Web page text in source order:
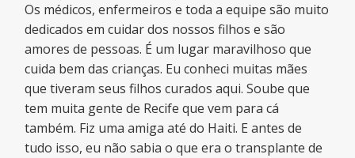
Os médicos, enfermeiros e toda a equipe são muito
dedicados em cuidar dos nossos filhos e são
amores de pessoas. É um lugar maravilhoso que
cuida bem das crianças. Eu conheci muitas mães
que tiveram seus filhos curados aqui. Soube que
tem muita gente de Recife que vem para cá
também. Fiz uma amiga até do Haiti. E antes de
tudo isso, eu não sabia o que era o transplante de